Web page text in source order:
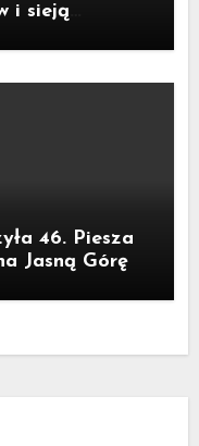
i sieją
46. Piesza
Jasną Górę